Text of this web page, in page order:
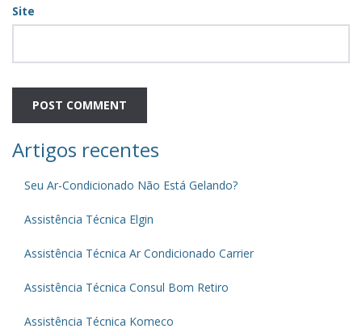
Site
Artigos recentes
Seu Ar-Condicionado Não Está Gelando?
Assistência Técnica Elgin
Assistência Técnica Ar Condicionado Carrier
Assistência Técnica Consul Bom Retiro
Assistência Técnica Komeco